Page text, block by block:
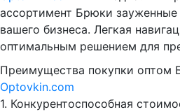
ассортимент Брюки
вашего бизнеса. Легкая
оптимальным решением для
Преимущества покупки оптом
Optovkin.com
1.⁠ ⁠Конкурентоспособная